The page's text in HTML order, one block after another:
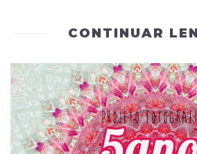
CONTINUAR